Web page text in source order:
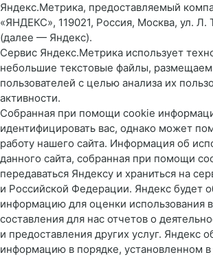
Яндекс.Метрика, предоставляемый
«ЯНДЕКС», 119021, Россия, Москва, ул. Л.
(далее — Яндекс).
Сервис Яндекс.Метрика использует
небольшие текстовые файлы,
пользователей с целью анализа их
активности.
Собранная при помощи cookie
идентифицировать вас, однако может
работу нашего сайта. Информация об
данного сайта, собранная при помощи
передаваться Яндексу и храниться на
и Российской Федерации. Яндекс будет
информацию для оценки использования
составления для нас отчетов о
и предоставления других услуг. Яндекс
информацию в порядке, установленном в